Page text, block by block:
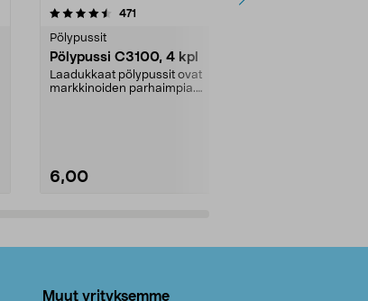
471
Pölypussit
Pölypussi C3100, 4 kpl
Laadukkaat pölypussit ovat
markkinoiden parhaimpia.
6,00
4.5viidestä
Muut yrityksemme